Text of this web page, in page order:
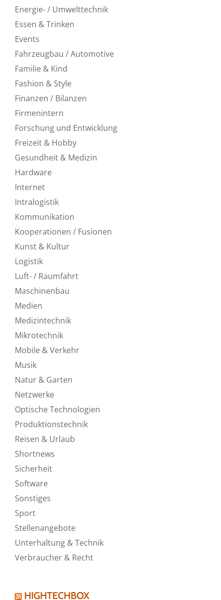
Energie- / Umwelttechnik
Essen & Trinken
Events
Fahrzeugbau / Automotive
Familie & Kind
Fashion & Style
Finanzen / Bilanzen
Firmenintern
Forschung und Entwicklung
Freizeit & Hobby
Gesundheit & Medizin
Hardware
Internet
Intralogistik
Kommunikation
Kooperationen / Fusionen
Kunst & Kultur
Logistik
Luft- / Raumfahrt
Maschinenbau
Medien
Medizintechnik
Mikrotechnik
Mobile & Verkehr
Musik
Natur & Garten
Netzwerke
Optische Technologien
Produktionstechnik
Reisen & Urlaub
Shortnews
Sicherheit
Software
Sonstiges
Sport
Stellenangebote
Unterhaltung & Technik
Verbraucher & Recht
HIGHTECHBOX